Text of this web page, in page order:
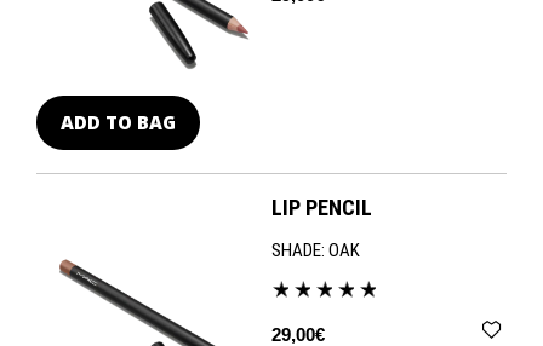
ADD TO BAG
LIP PENCIL
SHADE: OAK
29,00€